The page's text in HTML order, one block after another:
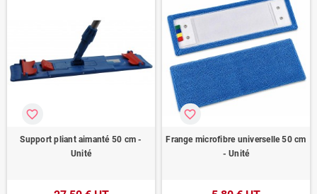
Support pliant aimanté 50 cm -
Unité
favorite_border
Frange microfibre universelle 50 cm
- Unité
favorite_border